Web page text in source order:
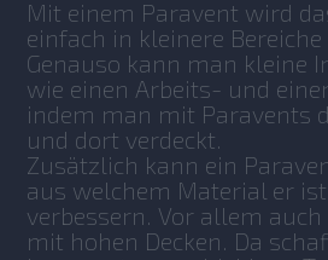
Mit einem Paravent wird
einfach in kleinere
Genauso kann man kleine
wie einen Arbeits- und
indem man mit Paravents
und dort verdeckt.
Zusätzlich kann ein
aus welchem Material er
verbessern. Vor allem
mit hohen Decken. Da